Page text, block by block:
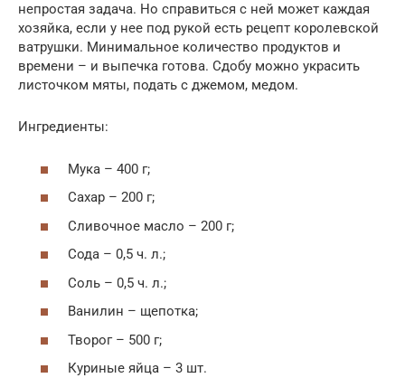
непростая задача. Но справиться с ней может каждая
хозяйка, если у нее под рукой есть рецепт королевской
ватрушки. Минимальное количество продуктов и
времени – и выпечка готова. Сдобу можно украсить
листочком мяты, подать с джемом, медом.
Ингредиенты:
Мука – 400 г;
Сахар – 200 г;
Сливочное масло – 200 г;
Сода – 0,5 ч. л.;
Соль – 0,5 ч. л.;
Ванилин – щепотка;
Творог – 500 г;
Куриные яйца – 3 шт.